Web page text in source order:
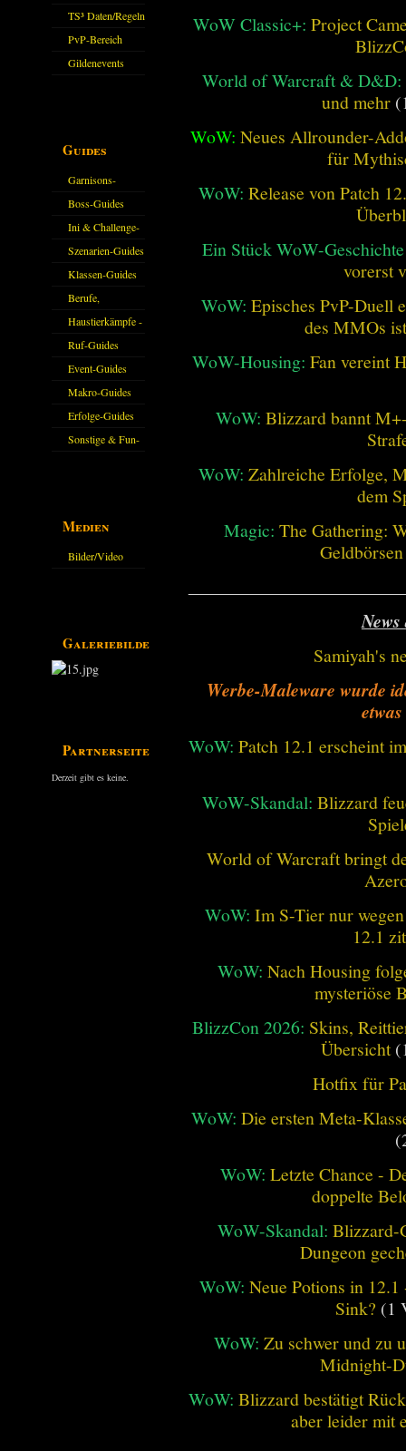
Sparkasse/Goldleihen
TS³ Daten/Regeln
PvP-Bereich
Gildenevents
Guides
Garnisons-
Guides
Boss-Guides
Ini & Challenge-
Guides
Szenarien-Guides
Klassen-Guides
Berufe,
Farmkarten und
Haustiere
Haustierkämpfe -
Guide
Ruf-Guides
Event-Guides
Makro-Guides
Erfolge-Guides
Sonstige & Fun-
Medien
Bilder/Video
Galeriebilder
Partnerseiten
Derzeit gibt es keine.
WoW Classic+: Project
World of Warcraft & D&D:
und mehr
WoW: Neues Allrounder-
für
WoW: Release von Patch
Ein Stück WoW-
vorerst
WoW: Episches PvP-Duell
des MMOs
WoW-Housing: Fan vereint
WoW: Blizzard bannt
WoW: Zahlreiche Erfolge,
dem
Magic: The Gathering:
Samiyah's
Werbe-Maleware wurde
WoW: Patch 12.1 erscheint
WoW-Skandal: Blizzard
World of Warcraft bringt
WoW: Im S-Tier nur
12.1
WoW: Nach Housing
mysteriöse
BlizzCon 2026: Skins,
Übersicht
Hotfix für
WoW: Die ersten Meta-
WoW: Letzte Chance -
doppelte
WoW-Skandal: Blizzard-
Dungeon
WoW:Neue Potions in
Sink? (1
WoW: Zu schwer und zu
Midnight-
WoW: Blizzard bestätigt
aber leider mit